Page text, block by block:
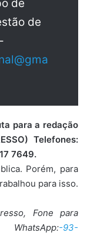
de
de
para a redação
Telefones:
7649.
Porém, para
para isso.
Fone para
-93-